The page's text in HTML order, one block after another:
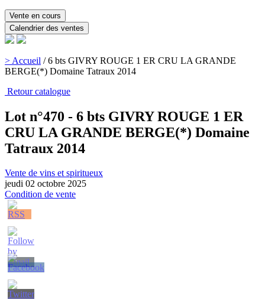
Vente en cours
Calendrier des ventes
> Accueil /6 bts GIVRY ROUGE 1 ER CRU LA GRANDE
BERGE(*) Domaine Tatraux 2014
Retour catalogue
Lot n°470 - 6 bts GIVRY ROUGE 1 ER
CRU LA GRANDE BERGE(*) Domaine
Tatraux 2014
Vente de vins et spiritueux
jeudi 02 octobre 2025
Condition de vente